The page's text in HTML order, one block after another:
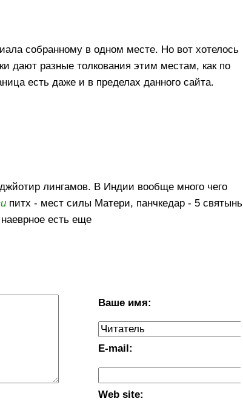
собранному в одном месте. Но вот хотелось
дают разные толкования этим местам, как по
есть даже и в пределах данного сайта.
лингамов. В Индии вообще много чего
питх - мест силы Матери, панчкедар - 5 святынь
есть еще
Ваше имя:
E-mail:
Web site: